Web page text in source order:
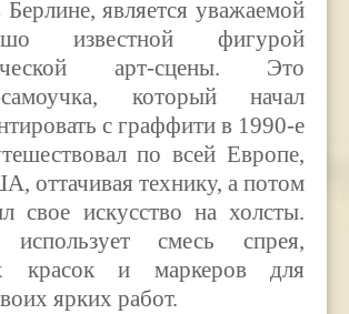
Берлине, является уважаемой
известной фигурой
арт-сцены. Это
самоучка, который начал
с граффити в 1990-е
по всей Европе,
оттачивая технику, а потом
свое искусство на холсты.
использует смесь спрея,
красок и маркеров для
ярких работ.